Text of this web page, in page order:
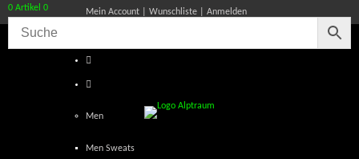
Mein Account Wunschliste Anmelden
Men
Men Sweats
0 Artikel 0